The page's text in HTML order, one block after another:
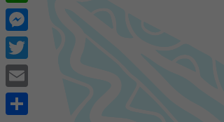
WhatsApp
Messenger
Twitter
Email